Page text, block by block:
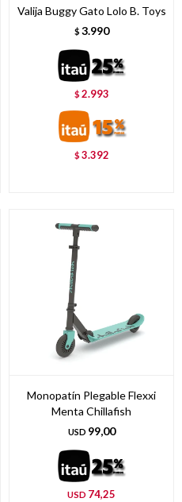
Valija Buggy Gato Lolo B. Toys
$ 3.990
$2.993
$3.392
Monopatín Plegable Flexxi
Menta Chillafish
USD 99,00
USD 74,25